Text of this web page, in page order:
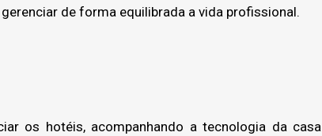
de forma equilibrada a vida profissional.
os hotéis, acompanhando a tecnologia da casa